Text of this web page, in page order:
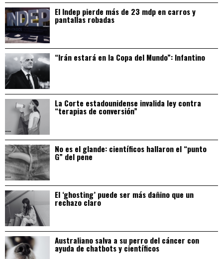
El Indep pierde más de 23 mdp en carros y
pantallas robadas
“Irán estará en la Copa del Mundo”: Infantino
La Corte estadounidense invalida ley contra
“terapias de conversión”
No es el glande: científicos hallaron el “punto
G” del pene
El ‘ghosting’ puede ser más dañino que un
rechazo claro
Australiano salva a su perro del cáncer con
ayuda de chatbots y científicos